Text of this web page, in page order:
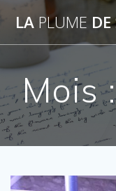
LA PLUME DE
Mois